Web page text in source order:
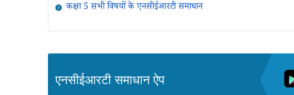
कक्षा 5 सभी विषयों के एनसीईआरटी समाधान
एनसीईआरटी समाधान ऐप